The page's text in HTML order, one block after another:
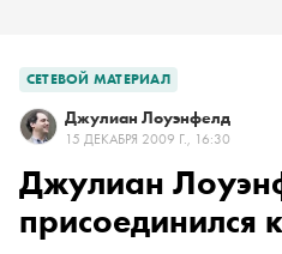
СЕТЕВОЙ МАТЕРИАЛ
Джулиан Лоуэнфелд
15 ДЕКАБРЯ 2009 Г., 16:30
Джулиан
присоединился